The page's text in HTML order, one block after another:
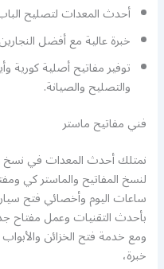
أحدث المعدات لتصليح
خبرة عالية مع أفضل
توفير مفاتيح أصلية كورية
والتصليح والصيانة.
فني مفاتيح ماستر
نمتلك أحدث المعدات في نسخ
لنسخ المفاتيح والماستر كي
ساعات اليوم وأخصائي فتح
بأحدث التقنيات وعمل مفتاح
ومع خدمة فتح الخزائن والأبواب
خبرة،